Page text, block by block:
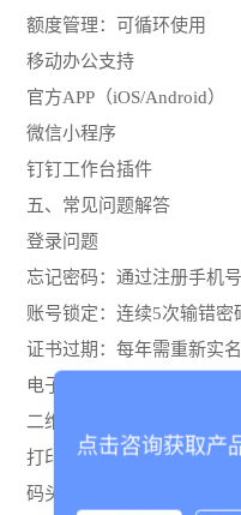
额度管理：可循环使用
移动办公支持
官方APP（iOS/Android）
微信小程序
钉钉工作台插件
五、常见问题解答
登录问题
忘记密码：通过注册手机
账号锁定：连续5次输错密
证书过期：每年需重新实
电子提箱单异常
二维码失效：重新生成（每
打印模糊：调整DPI至300
码头不识别：确认使用最新
点击咨询获取产